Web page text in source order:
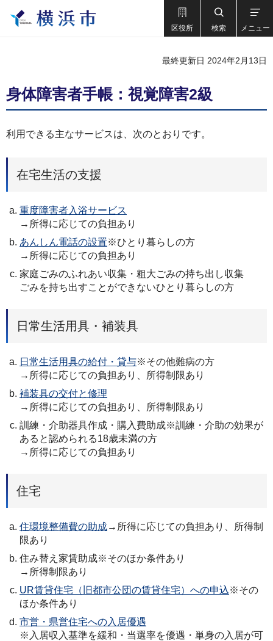
区役所 検索 メニュー
最終更新日 2024年2月13日
身体障害者手帳：視覚障害2級
利用できる主なサービスは、次のとおりです。
在宅生活の支援
重度障害者入浴サービス
→所得に応じての負担あり
あんしん電話の設置※ひとり暮らしの方
→所得に応じての負担あり
家庭ごみのふれあい収集・粗大ごみの持ち出し収集
ごみを持ち出すことができないひとり暮らしの方
日常生活用具・補装具
日常生活用具の給付・貸与※その他難病の方
→所得に応じての負担あり、所得制限あり
補装具の交付と修理
→所得に応じての負担あり、所得制限あり
訓練・介助器具作成・購入費助成※訓練・介助の効果が
あると認められる18歳未満の方
→所得に応じての負担あり
住宅
住環境整備費の助成→所得に応じての負担あり、所得制
限あり
住み替え家賃助成※そのほか条件あり
→所得制限あり
UR賃貸住宅（旧都市公団の賃貸住宅）への申込※その
ほか条件あり
市営・県営住宅への入居優遇
※入居収入基準を緩和・当選率を優遇・単身の入居が可